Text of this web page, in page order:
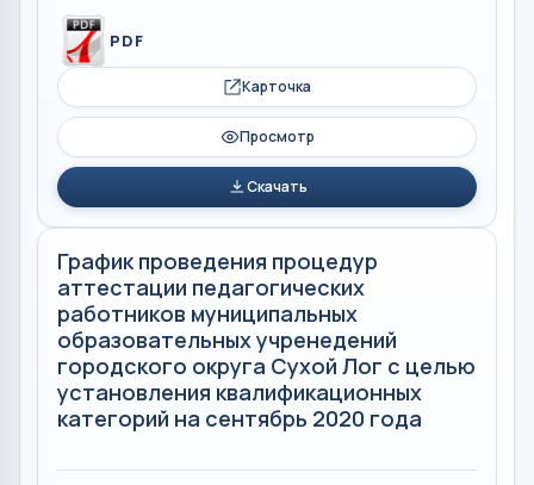
PDF
Карточка
Просмотр
Скачать
График проведения процедур
аттестации педагогических
работников муниципальных
образовательных учренедений
городского округа Сухой Лог с целью
установления квалификационных
категорий на сентябрь 2020 года